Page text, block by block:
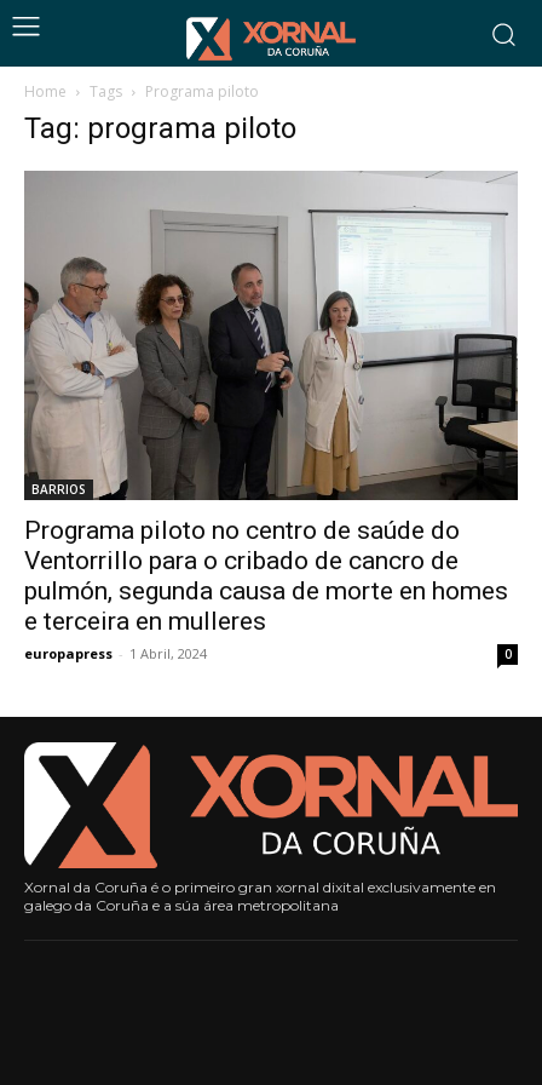
Home Tags Programa piloto
Tag: programa piloto
BARRIOS
Programa piloto no centro de saúde do
Ventorrillo para o cribado de cancro de
pulmón, segunda causa de morte en homes
e terceira en mulleres
europapress - 1 Abril, 2024 0
Xornal da Coruña é o primeiro gran xornal dixital exclusivamente en
galego da Coruña e a súa área metropolitana